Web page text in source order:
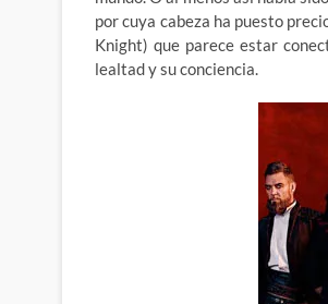
por cuya cabeza ha puesto
Knight) que parece estar
lealtad y su conciencia.